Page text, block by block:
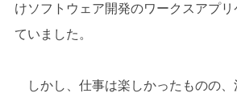
けソフトウェア開発のワークスアプ
ていました。
しかし、仕事は楽しかったものの